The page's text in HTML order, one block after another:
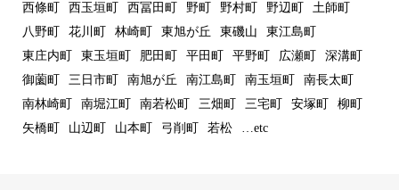
西條町
西玉垣町 西冨田町 野町 野村町 野辺町
土師町
八野町
花川町 林崎町 東旭が丘 東磯山
東江島町
東庄内町
東玉垣町 肥田町 平田町 平野町 広瀬町
深溝町
御薗町
三日市町 南旭が丘 南江島町 南玉垣町
南長太町
南林崎町
南堀江町 南若松町 三畑町 三宅町 安塚町
柳町
矢橋町
山辺町 山本町 弓削町 若松 …etc